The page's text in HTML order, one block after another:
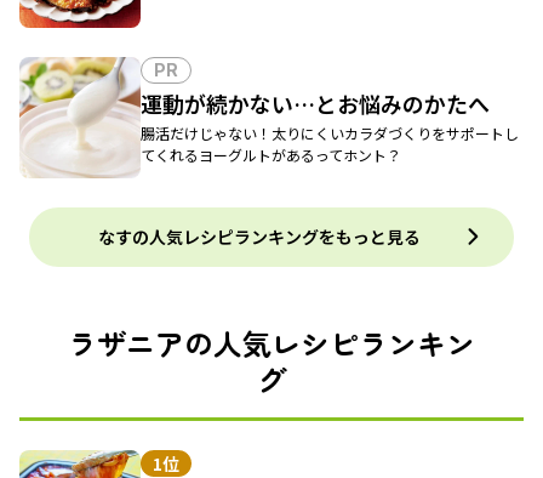
PR
運動が続かない…とお悩みのかたへ
腸活だけじゃない！太りにくいカラダづくりをサポートし
てくれるヨーグルトがあるってホント？
なすの人気レシピランキングをもっと見る
ラザニアの人気レシピランキン
グ
1位